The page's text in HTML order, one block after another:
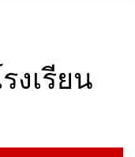
งเรียน